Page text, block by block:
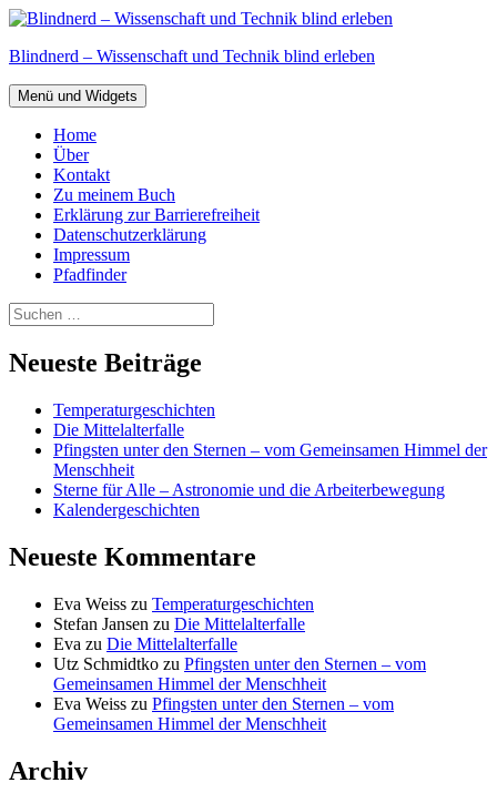
Zum
springen
Blindnerd – Wissenschaft und Technik blind erleben
Menü und Widgets
Home
Über
Kontakt
Zu meinem Buch
Erklärung zur Barrierefreiheit
Datenschutzerklärung
Impressum
Pfadfinder
Suchen
nach:
Neueste Beiträge
Temperaturgeschichten
Die Mittelalterfalle
Pfingsten unter den Sternen – vom Gemeinsamen Himmel der
Menschheit
Sterne für Alle – Astronomie und die Arbeiterbewegung
Kalendergeschichten
Neueste Kommentare
Eva Weiss zu Temperaturgeschichten
Stefan Jansen zu Die Mittelalterfalle
Eva zu Die Mittelalterfalle
Utz Schmidtko zu Pfingsten unter den Sternen – vom
Gemeinsamen Himmel der Menschheit
Eva Weiss zu Pfingsten unter den Sternen – vom
Gemeinsamen Himmel der Menschheit
Archiv